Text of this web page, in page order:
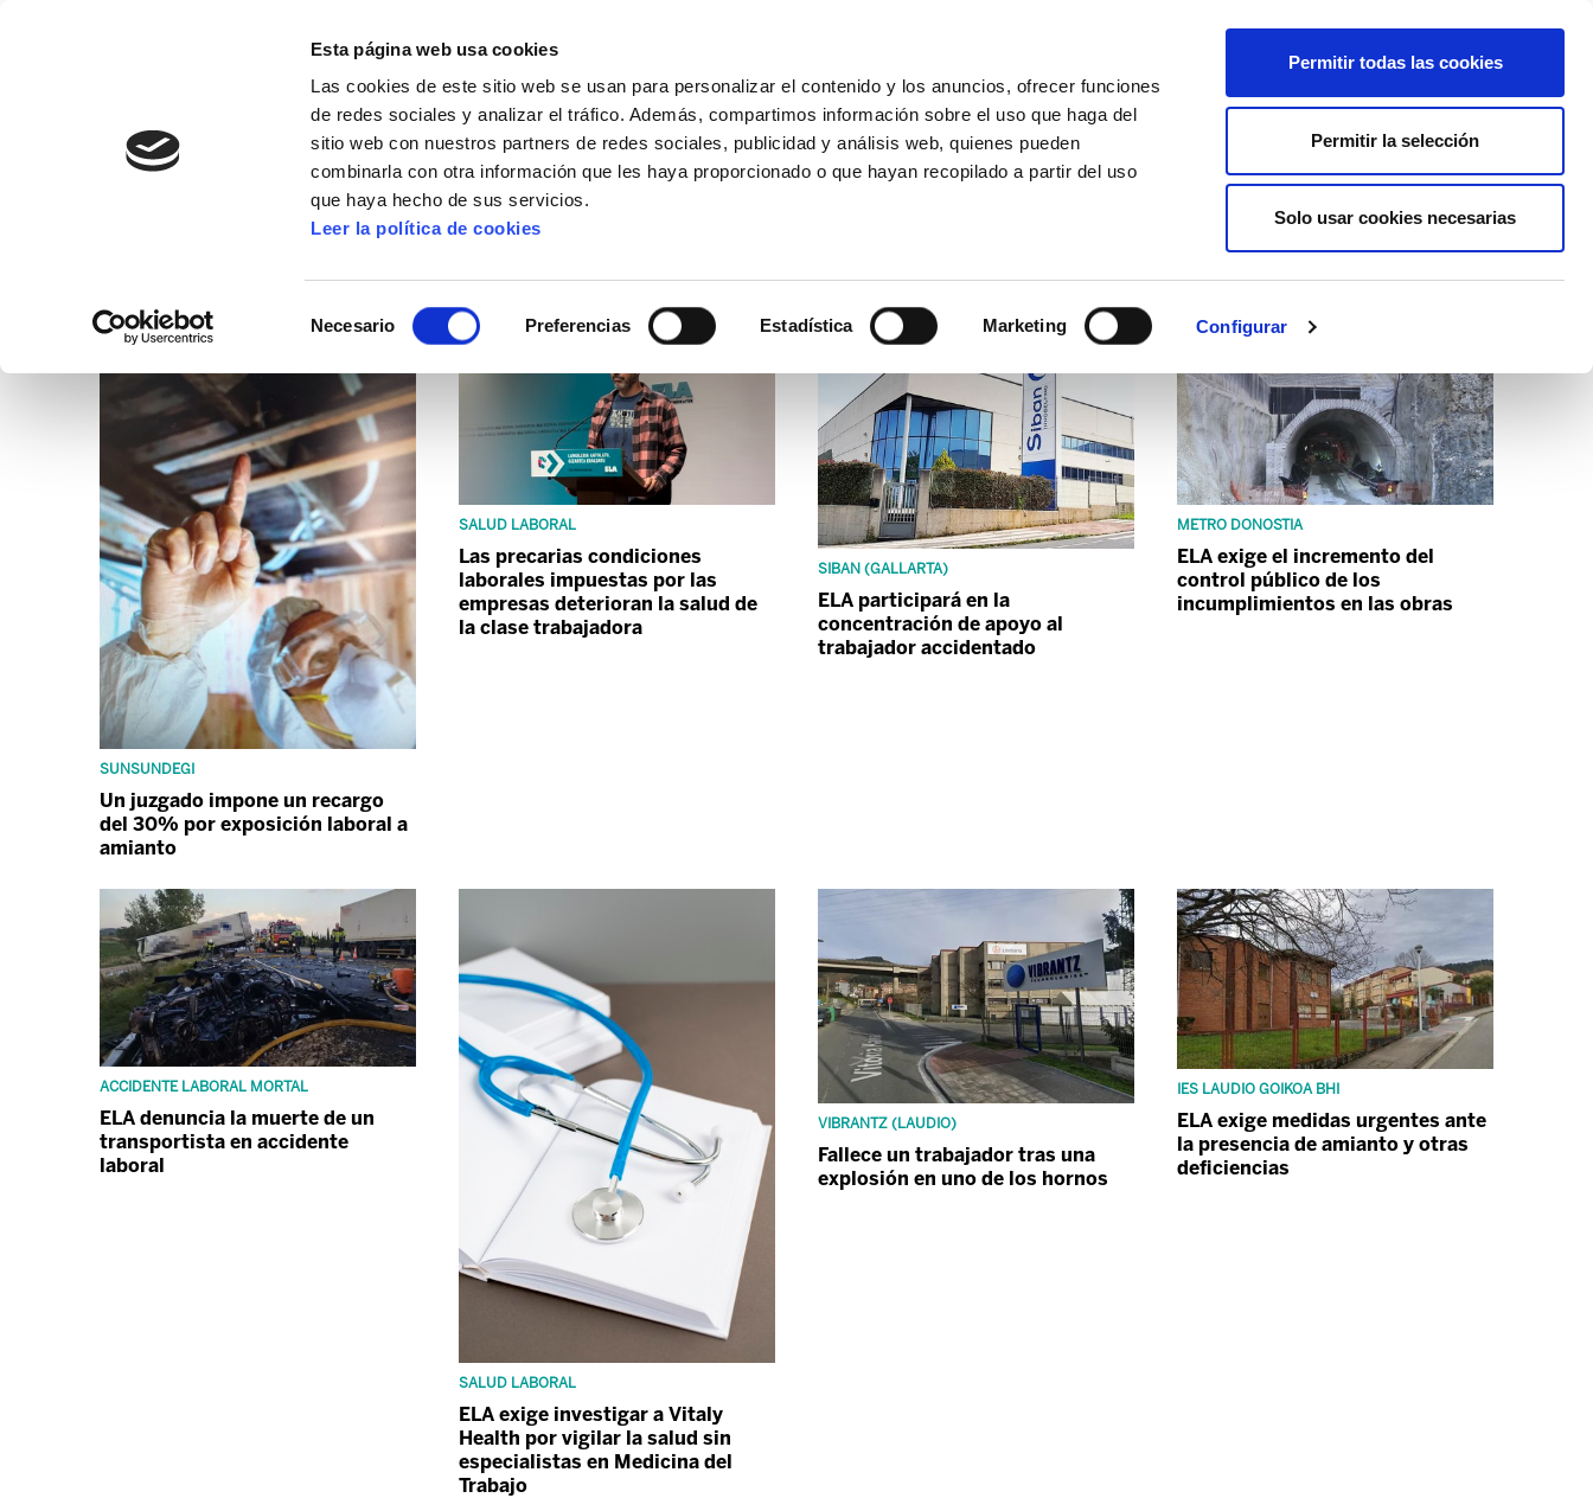
Esta página web usa cookies
Las cookies de este sitio web se usan para personalizar el contenido y los anuncios, ofrecer funciones
de redes sociales y analizar el tráfico. Además, compartimos información sobre el uso que haga del
sitio web con nuestros partners de redes sociales, publicidad y análisis web, quienes pueden
combinarla con otra información que les haya proporcionado o que hayan recopilado a partir del uso
que haya hecho de sus servicios.
Leer la política de cookies
Necesario Preferencias Estadística Marketing Configurar
Permitir todas las cookies
Permitir la selección
Solo usar cookies necesarias
AFÍLIATE
SALUD LABORAL
SUNSUNDEGI
Un juzgado impone un recargo
del 30% por exposición laboral a
amianto
SALUD LABORAL
Las precarias condiciones
laborales impuestas por las
empresas deterioran la salud de
la clase trabajadora
SIBAN (GALLARTA)
ELA participará en la
concentración de apoyo al
trabajador accidentado
METRO DONOSTIA
ELA exige el incremento del
control público de los
incumplimientos en las obras
ACCIDENTE LABORAL MORTAL
ELA denuncia la muerte de un
transportista en accidente
laboral
SALUD LABORAL
ELA exige investigar a Vitaly
Health por vigilar la salud sin
especialistas en Medicina del
Trabajo
VIBRANTZ (LAUDIO)
Fallece un trabajador tras una
explosión en uno de los hornos
IES LAUDIO GOIKOA BHI
ELA exige medidas urgentes ante
la presencia de amianto y otras
deficiencias